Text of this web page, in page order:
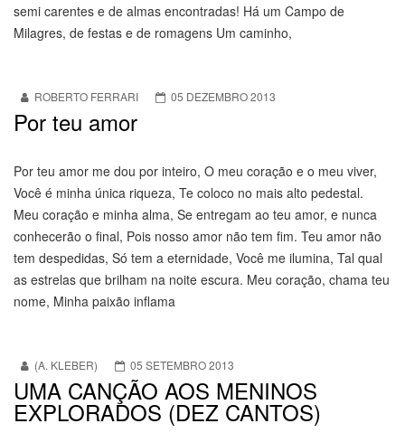
semi carentes e de almas encontradas! Há um Campo de
Milagres, de festas e de romagens Um caminho,
ROBERTO FERRARI 05 DEZEMBRO 2013
Por teu amor
Por teu amor me dou por inteiro, O meu coração e o meu viver,
Você é minha única riqueza, Te coloco no mais alto pedestal.
Meu coração e minha alma, Se entregam ao teu amor, e nunca
conhecerão o final, Pois nosso amor não tem fim. Teu amor não
tem despedidas, Só tem a eternidade, Você me ilumina, Tal qual
as estrelas que brilham na noite escura. Meu coração, chama teu
nome, Minha paixão inflama
(A. KLEBER) 05 SETEMBRO 2013
UMA CANÇÃO AOS MENINOS
EXPLORADOS (DEZ CANTOS)